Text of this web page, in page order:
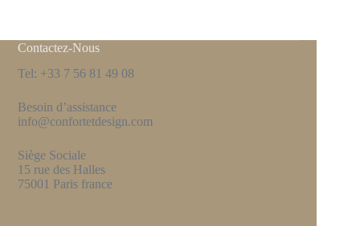
Contactez-Nous
Tel: +33 7 56 81 49 08
Besoin d’assistance
info@confortetdesign.com
Siège Sociale
15 rue des Halles
75001 Paris france